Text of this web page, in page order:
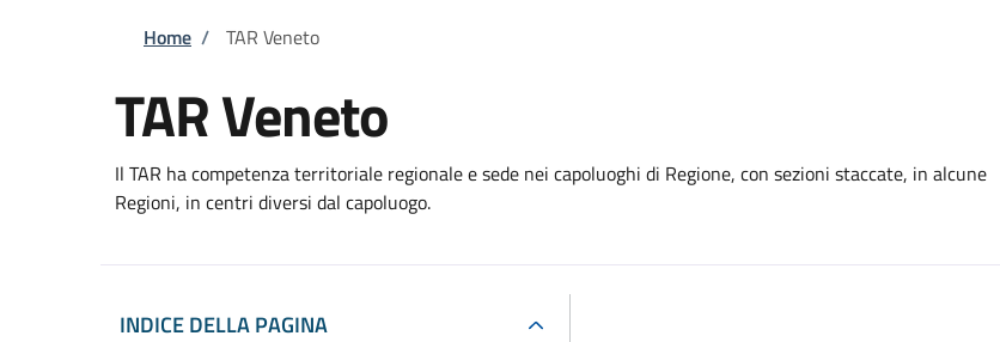
Briciole di pane
Home / TAR Veneto
TAR Veneto
Il TAR ha competenza territoriale regionale e sede nei capoluoghi di Regione, con sezioni staccate, in alcune
Regioni, in centri diversi dal capoluogo.
INDICE DELLA PAGINA